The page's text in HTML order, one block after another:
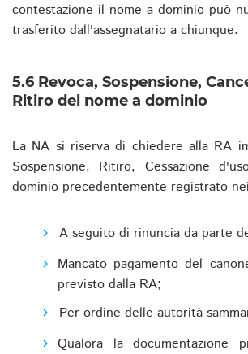
contestazione il nome a dominio può
trasferito dall'assegnatario a chiunque.
5.6 Revoca, Sospensione,
Ritiro del nome a dominio
La NA si riserva di chiedere alla RA
Sospensione, Ritiro, Cessazione
dominio precedentemente registrato
A seguito di rinuncia da parte
Mancato pagamento del
previsto dalla RA;
Per ordine delle autorità
Qualora la documentazione